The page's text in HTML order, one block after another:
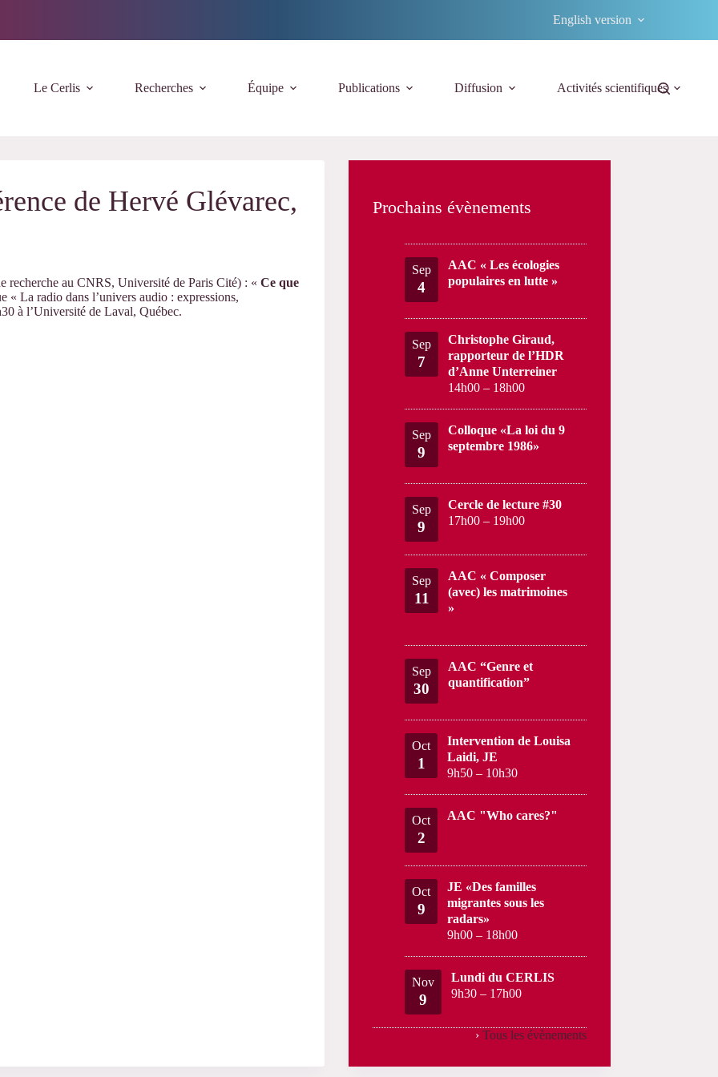
English version
Le Cerlis Recherches Équipe Publications Diffusion Activités scientifiques
de Hervé Glévarec,
recherche au CNRS, Université de Paris Cité) : « Ce que
« La radio dans l’univers audio : expressions,
à l’Université de Laval, Québec.
Prochains évènements
Sep
4
AAC « Les écologies
populaires en lutte »
Sep
7
Christophe Giraud,
rapporteur de l’HDR
d’Anne Unterreiner
14h00 – 18h00
Sep
9
Colloque «La loi du 9
septembre 1986»
Sep
9
Cercle de lecture #30
17h00 – 19h00
Sep
11
AAC « Composer
(avec) les matrimoines
»
Sep
30
AAC “Genre et
quantification”
Oct
1
Intervention de Louisa
Laidi, JE
9h50 – 10h30
Oct
2
AAC "Who cares?"
Oct
9
JE «Des familles
migrantes sous les
radars»
9h00 – 18h00
Nov
9
Lundi du CERLIS
9h30 – 17h00
› Tous les évènements